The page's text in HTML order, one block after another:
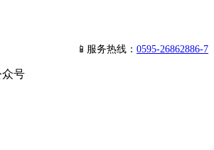
📱服务热线： 0595-26862886-7